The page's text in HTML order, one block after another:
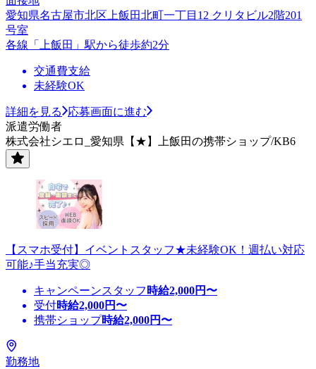
愛知県名古屋市北区上飯田北町一丁目12 クリタビル2階201
号室
各線「上飯田」駅から徒歩約2分
交通費支給
未経験OK
詳細を見る
応募画面に進む
派遣労働者
株式会社シエロ_愛知県【★】上飯田の携帯ショップ/KB6
【スマホ受付】イベントスタッフ★未経験OK！週払い対応
可能♪手当充実◎
キャンペーンスタッフ 時給2,000円〜
受付時給2,000円〜
携帯ショップ時給2,000円〜
勤務地